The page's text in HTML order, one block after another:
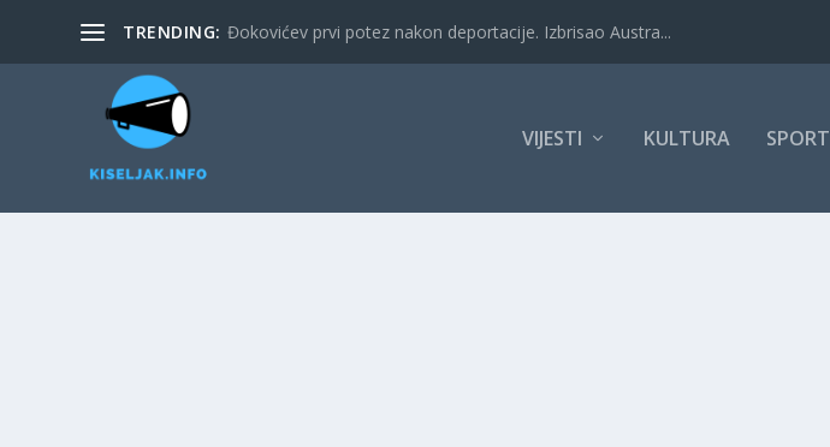
TRENDING: Đokovićev prvi potez nakon deportacije. Izbrisao Austra...
VIJESTI KULTURA SPORT